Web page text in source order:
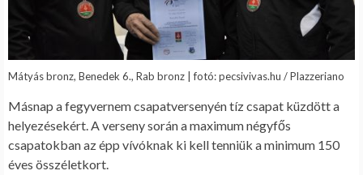
Mátyás bronz, Benedek 6., Rab bronz | fotó: pecsivivas.hu / Plazzeriano
Másnap a fegyvernem csapatversenyén tíz csapat küzdött a
helyezésekért. A verseny során a maximum négyfős
csapatokban az épp vívóknak ki kell tenniük a minimum 150
éves összéletkort.